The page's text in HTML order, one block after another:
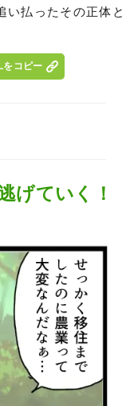
い払ったその正体と
をコピー
げていく！